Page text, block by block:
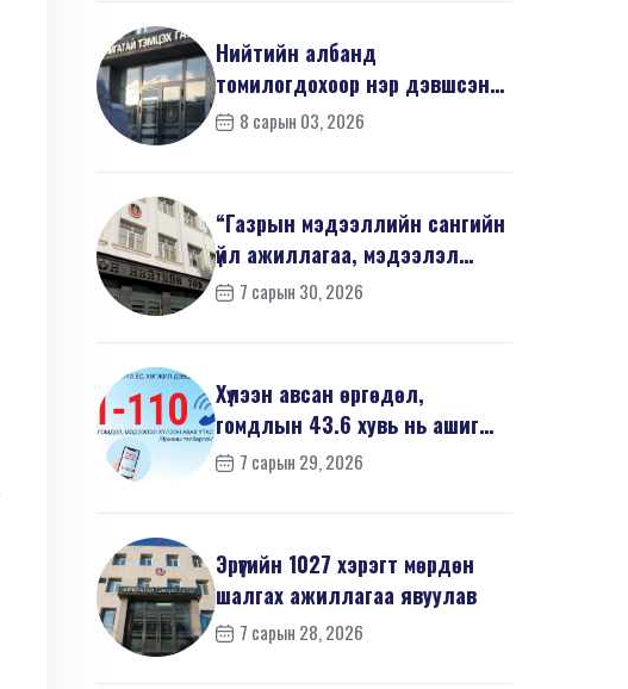
Нийтийн албанд
томилогдохоор нэр дэвшсэн
405 иргэний урьдчилсан
8 сарын 03, 2026
“Газрын мэдээллийн сангийн
үйл ажиллагаа, мэдээлэл
солилцооны журам”-...
7 сарын 30, 2026
Хүлээн авсан өргөдөл,
гомдлын 43.6 хувь нь ашиг
сонирхлын зөрчилтэй х...
7 сарын 29, 2026
Эрүүгийн 1027 хэрэгт мөрдөн
шалгах ажиллагаа явуулав
7 сарын 28, 2026